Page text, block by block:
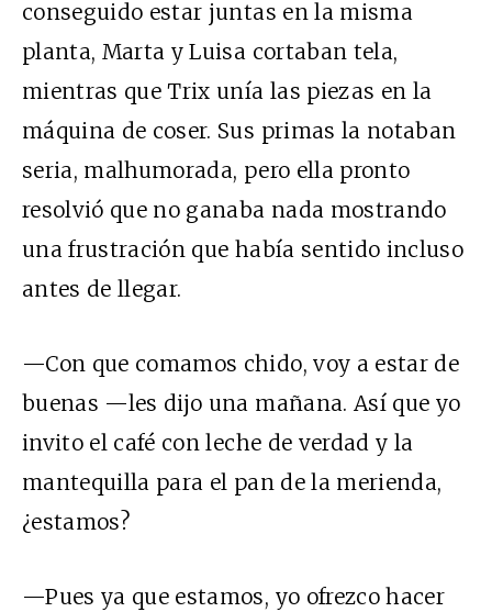
conseguido estar juntas en la misma
planta, Marta y Luisa cortaban tela,
mientras que Trix unía las piezas en la
máquina de coser. Sus primas la notaban
seria, malhumorada, pero ella pronto
resolvió que no ganaba nada mostrando
una frustración que había sentido incluso
antes de llegar.
—Con que comamos chido, voy a estar de
buenas —les dijo una mañana. Así que yo
invito el café con leche de verdad y la
mantequilla para el pan de la merienda,
¿estamos?
—Pues ya que estamos, yo ofrezco hacer